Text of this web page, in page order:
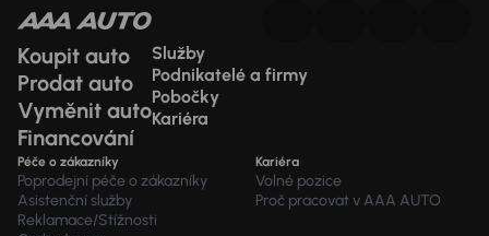
Koupit auto
Prodat auto
Vyměnit auto
Financování
Služby
Podnikatelé a firmy
Pobočky
Kariéra
Péče o zákazníky
Poprodejní péče o zákazníky
Asistenční služby
Reklamace/Stížnosti
Kariéra
Volné pozice
Proč pracovat v AAA AUTO